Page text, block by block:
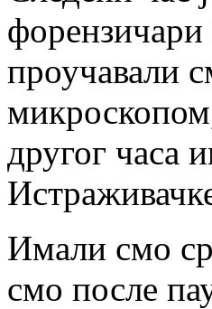
проучавали
другог часа
Имали смо
смо после